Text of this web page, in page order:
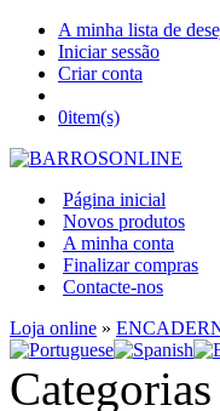
A minha lista de
Iniciar sessão
Criar conta
0item(s)
Página inicial
Novos produtos
A minha conta
Finalizar compras
Contacte-nos
Loja online »
Categorias